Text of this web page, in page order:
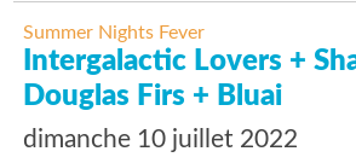
Summer Nights Fever
Intergalactic Lovers +
Douglas Firs + Bluai
dimanche 10 juillet 2022